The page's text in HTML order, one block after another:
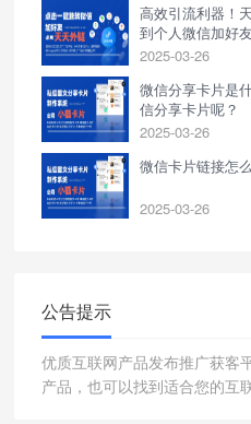
高效引流利器！
到个人微信加好
2025-03-26
微信分享卡片是
信分享卡片呢？
2025-03-26
微信卡片链接怎
2025-03-26
公告提示
优质互联网产品发布推广获客
产品，也可以找到适合您的互